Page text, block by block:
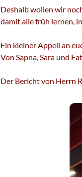
Deshalb wollen wir
damit alle früh lernen,
Ein kleiner Appell an
Von Sapna, Sara und
Der Bericht von Herrn